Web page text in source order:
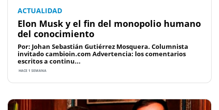
ACTUALIDAD
Elon Musk y el fin del monopolio humano
del conocimiento
Por: Johan Sebastián Gutiérrez Mosquera. Columnista
invitado cambioin.com Advertencia: los comentarios
escritos a continu...
HACE 1 SEMANA